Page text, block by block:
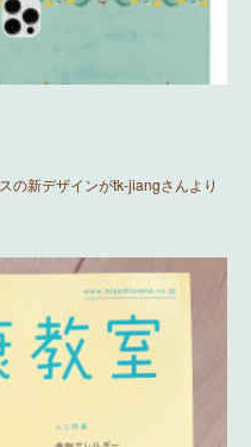
の新デザインがtk-jiangさんより